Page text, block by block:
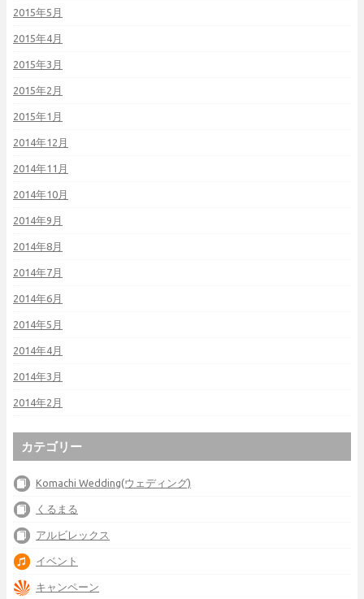
2015年5月
2015年4月
2015年3月
2015年2月
2015年1月
2014年12月
2014年11月
2014年10月
2014年9月
2014年8月
2014年7月
2014年6月
2014年5月
2014年4月
2014年3月
2014年2月
カテゴリー
Komachi Wedding(ウェディング)
くるまる
アルビレックス
イベント
キャンペーン